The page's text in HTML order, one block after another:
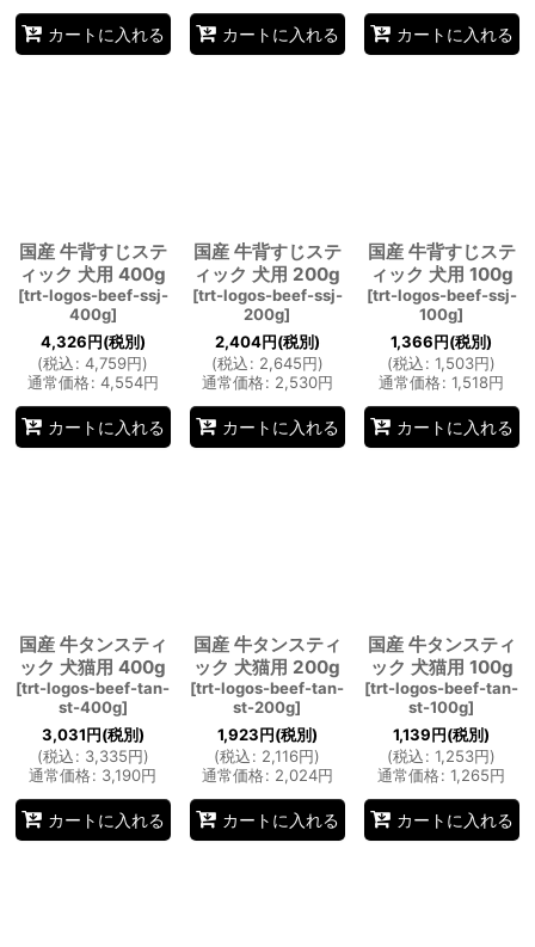
カートに入れる カートに入れる カートに入れる
国産 牛背すじステ
ィック 犬用 400g
[trt-logos-beef-ssj-
400g]
4,326円(税別)
(税込: 4,759円)
通常価格: 4,554円
カートに入れる
国産 牛背すじステ
ィック 犬用 200g
[trt-logos-beef-ssj-
200g]
2,404円(税別)
(税込: 2,645円)
通常価格: 2,530円
カートに入れる
国産 牛背すじステ
ィック 犬用 100g
[trt-logos-beef-ssj-
100g]
1,366円(税別)
(税込: 1,503円)
通常価格: 1,518円
カートに入れる
国産 牛タンスティ
ック 犬猫用 400g
[trt-logos-beef-tan-
st-400g]
3,031円(税別)
(税込: 3,335円)
通常価格: 3,190円
カートに入れる
国産 牛タンスティ
ック 犬猫用 200g
[trt-logos-beef-tan-
st-200g]
1,923円(税別)
(税込: 2,116円)
通常価格: 2,024円
カートに入れる
国産 牛タンスティ
ック 犬猫用 100g
[trt-logos-beef-tan-
st-100g]
1,139円(税別)
(税込: 1,253円)
通常価格: 1,265円
カートに入れる